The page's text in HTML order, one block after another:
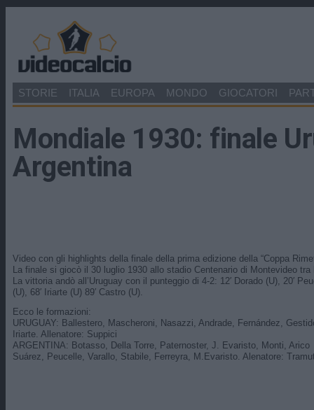
STORIE ITALIA EUROPA MONDO GIOCATORI
Mondiale 1930: finale
Argentina
Video con gli highlights della finale della prima edizione della “Coppa
La finale si giocò il 30 luglio 1930 allo stadio Centenario di Montevideo
La vittoria andò all’Uruguay con il punteggio di 4-2: 12′ Dorado (U), 20′
(U), 68′ Iriarte (U) 89′ Castro (U).
Ecco le formazioni:
URUGUAY: Ballestero, Mascheroni, Nasazzi, Andrade, Fernández,
Iriarte. Allenatore: Suppici
ARGENTINA: Botasso, Della Torre, Paternoster, J. Evaristo, Monti, Arico
Suárez, Peucelle, Varallo, Stabile, Ferreyra, M.Evaristo. Alenatore: